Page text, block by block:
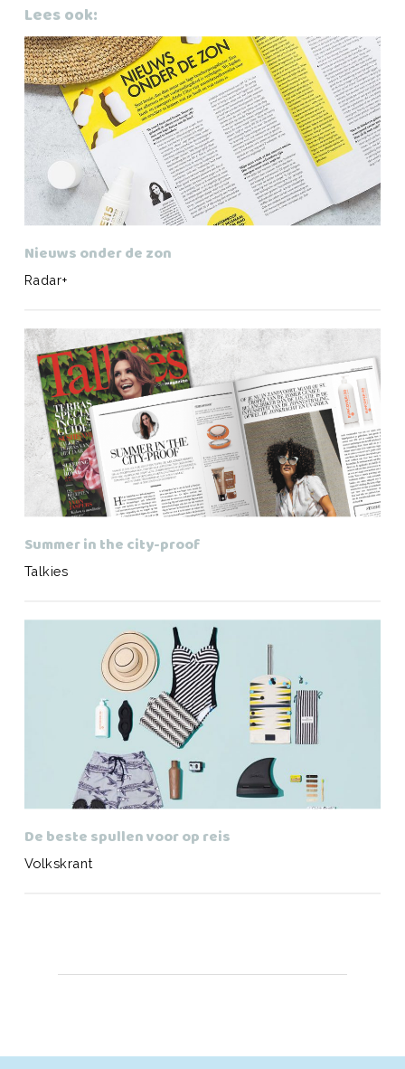
Lees ook:
Nieuws onder de zon
Radar+
Summer in the city-proof
Talkies
De beste spullen voor op reis
Volkskrant